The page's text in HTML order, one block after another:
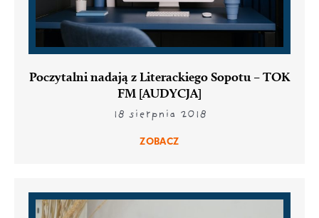
Poczytalni nadają z Literackiego Sopotu – TOK
FM [AUDYCJA]
18 sierpnia 2018
ZOBACZ